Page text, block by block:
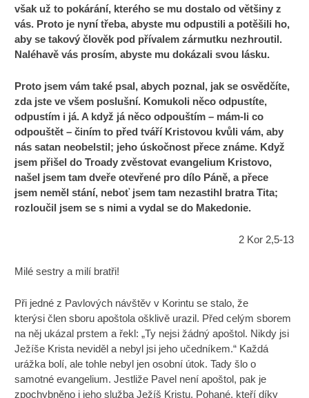
však už to pokárání, kterého se mu dostalo od většiny z
vás. Proto je nyní třeba, abyste mu odpustili a potěšili ho,
aby se takový člověk pod přívalem zármutku nezhroutil.
Naléhavě vás prosím, abyste mu dokázali svou lásku.
Proto jsem vám také psal, abych poznal, jak se osvědčíte,
zda jste ve všem poslušní. Komukoli něco odpustíte,
odpustím i já. A když já něco odpouštím – mám-li co
odpouštět – činím to před tváří Kristovou kvůli vám, aby
nás satan neobelstil; jeho úskočnost přece známe. Když
jsem přišel do Troady zvěstovat evangelium Kristovo,
našel jsem tam dveře otevřené pro dílo Páně, a přece
jsem neměl stání, neboť jsem tam nezastihl bratra Tita;
rozloučil jsem se s nimi a vydal se do Makedonie.
2 Kor 2,5-13
Milé sestry a milí bratři!
Při jedné z Pavlových návštěv v Korintu se stalo, že
kterýsi člen sboru apoštola ošklivě urazil. Před celým sborem
na něj ukázal prstem a řekl: „Ty nejsi žádný apoštol. Nikdy jsi
Ježíše Krista neviděl a nebyl jsi jeho učedníkem.“ Každá
urážka bolí, ale tohle nebyl jen osobní útok. Tady šlo o
samotné evangelium. Jestliže Pavel není apoštol, pak je
zpochybněno i jeho služba Ježíš Kristu. Pohané, kteří díky